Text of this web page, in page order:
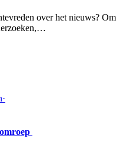
over het nieuws? Om
·